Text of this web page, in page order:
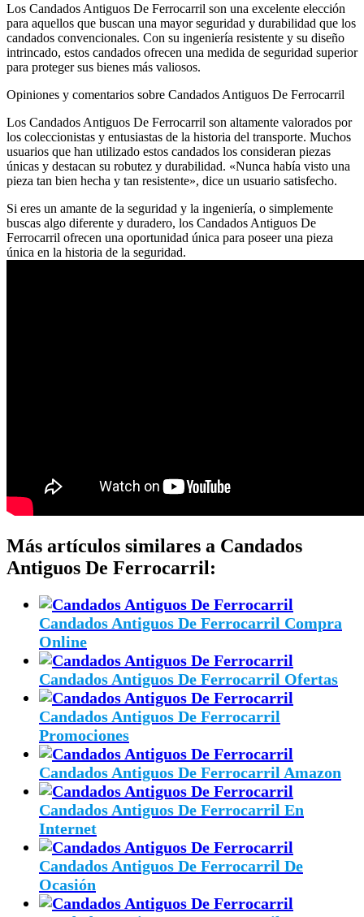
Los Candados Antiguos De Ferrocarril son una excelente elección
para aquellos que buscan una mayor seguridad y durabilidad que los
candados convencionales. Con su ingeniería resistente y su diseño
intrincado, estos candados ofrecen una medida de seguridad superior
para proteger sus bienes más valiosos.
Opiniones y comentarios sobre Candados Antiguos De Ferrocarril
Los Candados Antiguos De Ferrocarril son altamente valorados por
los coleccionistas y entusiastas de la historia del transporte. Muchos
usuarios que han utilizado estos candados los consideran piezas
únicas y destacan su robutez y durabilidad. «Nunca había visto una
pieza tan bien hecha y tan resistente», dice un usuario satisfecho.
Si eres un amante de la seguridad y la ingeniería, o simplemente
buscas algo diferente y duradero, los Candados Antiguos De
Ferrocarril ofrecen una oportunidad única para poseer una pieza
única en la historia de la seguridad.
Más artículos similares a Candados
Antiguos De Ferrocarril:
Candados Antiguos De Ferrocarril Compra
Online
Candados Antiguos De Ferrocarril Ofertas
Candados Antiguos De Ferrocarril
Promociones
Candados Antiguos De Ferrocarril Amazon
Candados Antiguos De Ferrocarril En
Internet
Candados Antiguos De Ferrocarril De
Ocasión